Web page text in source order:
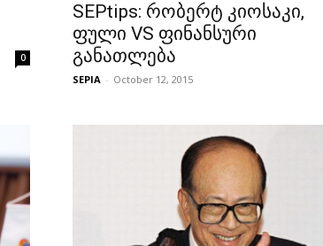
0
SEPtips: რობერტ კიოსაკი,
ფული VS ფინანსური
განათლება
SEPIA - October 12, 2015